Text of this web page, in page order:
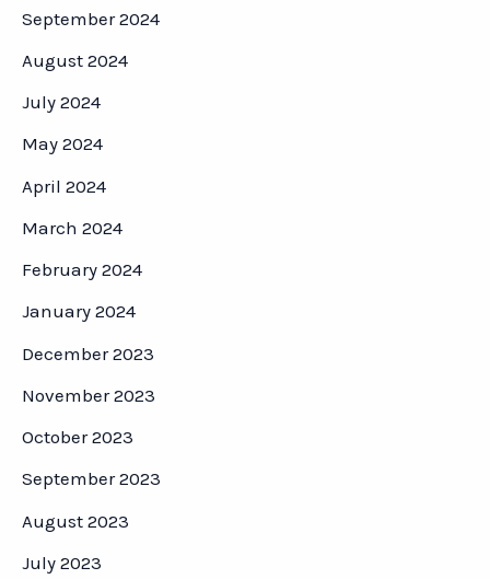
September 2024
August 2024
July 2024
May 2024
April 2024
March 2024
February 2024
January 2024
December 2023
November 2023
October 2023
September 2023
August 2023
July 2023